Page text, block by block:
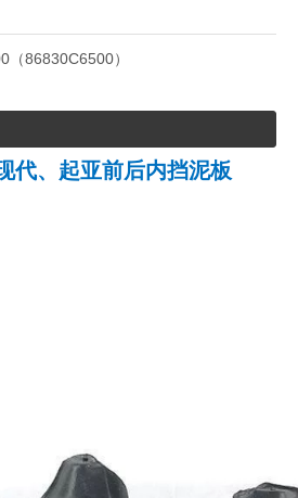
（86830C6500）
代、起亚前后内挡泥板